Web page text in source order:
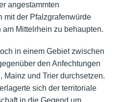
angestammten
mit der Pfalzgrafenwürde
Mittelrhein zu behaupten.
in einem Gebiet zwischen
den Anfechtungen
Mainz und Trier durchsetzen.
sich der territoriale
in die Gegend um